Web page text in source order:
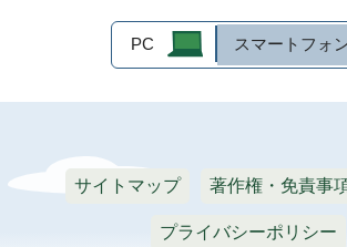
PC スマートフォ
サイトマップ 著作権・免責事
プライバシーポリシー